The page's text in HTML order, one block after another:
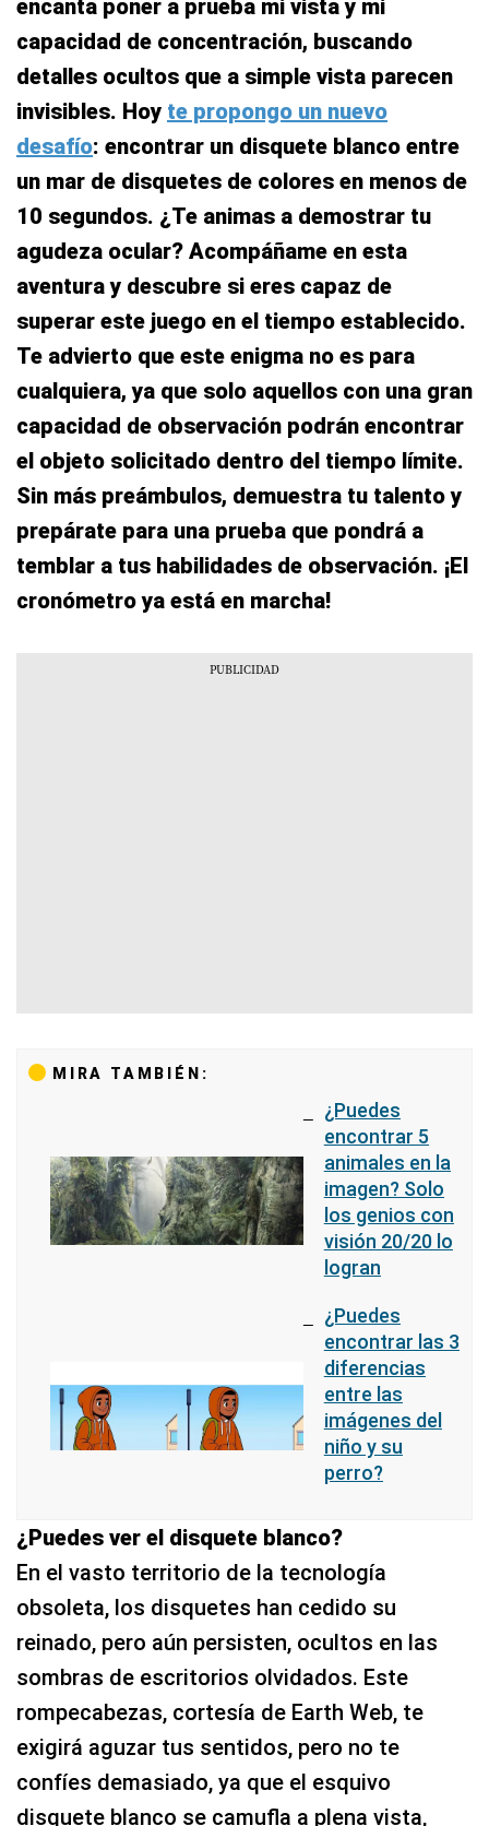
encanta poner a prueba mi vista y mi
capacidad de concentración, buscando
detalles ocultos que a simple vista parecen
invisibles. Hoy te propongo un nuevo
desafío: encontrar un disquete blanco entre
un mar de disquetes de colores en menos de
10 segundos. ¿Te animas a demostrar tu
agudeza ocular? Acompáñame en esta
aventura y descubre si eres capaz de
superar este juego en el tiempo establecido.
Te advierto que este enigma no es para
cualquiera, ya que solo aquellos con una gran
capacidad de observación podrán encontrar
el objeto solicitado dentro del tiempo límite.
Sin más preámbulos, demuestra tu talento y
prepárate para una prueba que pondrá a
temblar a tus habilidades de observación. ¡El
cronómetro ya está en marcha!
MIRA TAMBIÉN:
¿Puedes
encontrar 5
animales en la
imagen? Solo
los genios con
visión 20/20 lo
logran
¿Puedes
encontrar las 3
diferencias
entre las
imágenes del
niño y su
perro?
¿Puedes ver el disquete blanco?
En el vasto territorio de la tecnología
obsoleta, los disquetes han cedido su
reinado, pero aún persisten, ocultos en las
sombras de escritorios olvidados. Este
rompecabezas, cortesía de Earth Web, te
exigirá aguzar tus sentidos, pero no te
confíes demasiado, ya que el esquivo
disquete blanco se camufla a plena vista,